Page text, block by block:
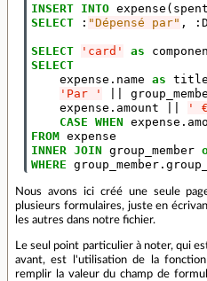
INSERT INTO expense (
SELECT
: "Dépensé par" , :
SELECT 'card' as
SELECT
expense . name as title
'Par '
expense . amount '
CASE WHEN expense .
FROM expense
INNER JOIN group_member
WHERE group_member .
Nous avons ici créé une seule
plusieurs formulaires, juste en
les autres dans notre fichier.
Le seul point particulier à noter, qui
avant, est l'utilisation de la
remplir la valeur du champ de